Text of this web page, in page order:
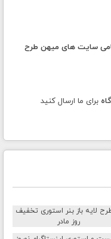
سایت های میهن طرح
برای ما ارسال کنید